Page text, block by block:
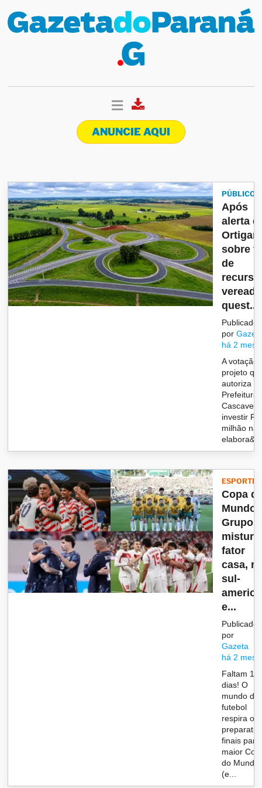
ANUNCIE AQUI
PÚBLICO
Após
alerta
sobre
de
quest...
Publicado
por
há 2
A votação
projeto
autoriza a
Prefeitura
Cascavel
investir
milhão na
ESPORTES
Copa
Mundo:
Grupo
mistura
fator
casa,
sul-
e...
Publicado
por
Gazeta
há 2
Faltam 10
dias! O
mundo do
futebol
respira os
finais para
maior
do Mundo
(e...